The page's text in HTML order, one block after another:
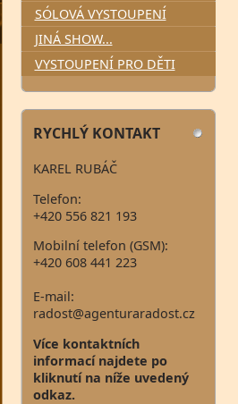
SÓLOVÁ VYSTOUPENÍ
JINÁ SHOW...
VYSTOUPENÍ PRO DĚTI
RYCHLÝ KONTAKT
KAREL RUBÁČ
Telefon:
+420 556 821 193
Mobilní telefon (GSM):
+420 608 441 223
E-mail:
radost@agenturaradost.cz
Více kontaktních
informací najdete po
kliknutí na níže uvedený
odkaz.